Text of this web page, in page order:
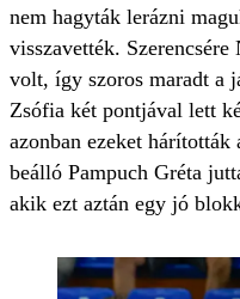
nem hagyták lerázni
visszavették.
volt, így szoros maradt a
Zsófia két pontjával lett
azonban ezeket
beálló Pampuch Gréta
akik ezt aztán egy jó